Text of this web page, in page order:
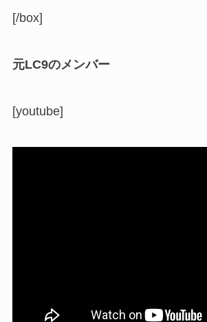
[/box]
元LC9のメンバー
[youtube]